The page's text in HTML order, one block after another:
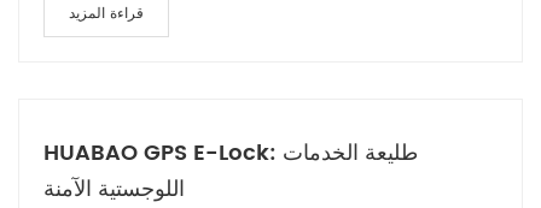
قراءة المزيد
HUABAO GPS E-Lock: طليعة الخدمات
اللوجستية الآمنة